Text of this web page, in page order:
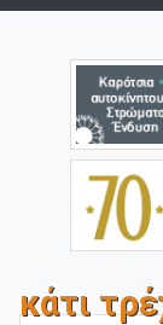
κάτι